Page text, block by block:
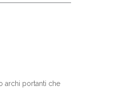
archi portanti che